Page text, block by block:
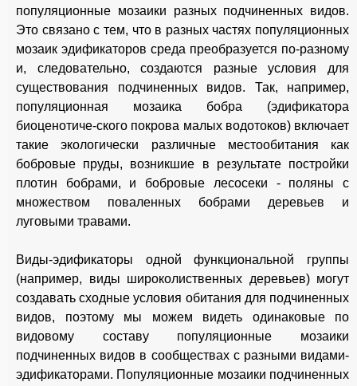
популяционные мозаики разных подчиненных видов.
Это связано с тем, что в разных частях популяционных
мозаик эдификаторов среда преобразуется по-разному
и, следовательно, создаются разные условия для
существования подчиненных видов. Так, например,
популяционная мозаика бобра (эдификатора
биоценотиче-ского покрова малых водотоков) включает
такие экологически различные местообитания как
бобровые пруды, возникшие в результате постройки
плотин бобрами, и бобровые лесосеки - поляны с
множеством поваленных бобрами деревьев и
луговыми травами.
Виды-эдификаторы одной функциональной группы
(например, виды широколиственных деревьев) могут
создавать сходные условия обитания для подчиненных
видов, поэтому мы можем видеть одинаковые по
видовому составу популяционные мозаики
подчиненных видов в сообществах с разными видами-
эдификаторами. Популяционные мозаики подчиненных